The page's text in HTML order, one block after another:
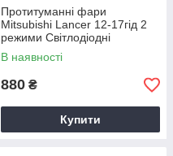
Протитуманні фари
Mitsubishi Lancer 12-17гід 2
режими Світлодіодні
В наявності
880 ₴
Купити